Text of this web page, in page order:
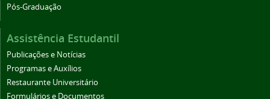
Pós-Graduação
Assistência Estudantil
Publicações e Notícias
Programas e Auxílios
Restaurante Universitário
Formulários e Documentos